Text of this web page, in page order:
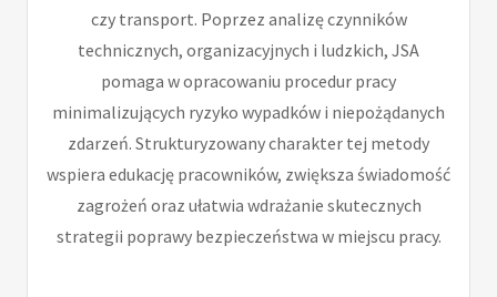
czy transport. Poprzez analizę czynników
technicznych, organizacyjnych i ludzkich, JSA
pomaga w opracowaniu procedur pracy
minimalizujących ryzyko wypadków i niepożądanych
zdarzeń. Strukturyzowany charakter tej metody
wspiera edukację pracowników, zwiększa świadomość
zagrożeń oraz ułatwia wdrażanie skutecznych
strategii poprawy bezpieczeństwa w miejscu pracy.